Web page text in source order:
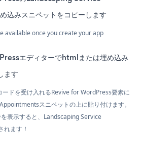
みスニペットをコピーします
available once you create your app
エディターでhtmlまたは埋め込み
ます
ドを受け入れるRevive for WordPress要素に
スニペットの上に貼り付けます。
表示すると、Landscaping Service
ます！